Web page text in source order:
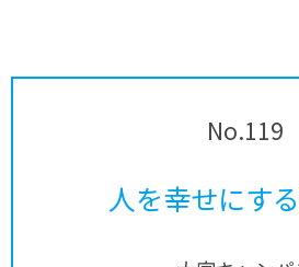
No.119
人を幸せにす